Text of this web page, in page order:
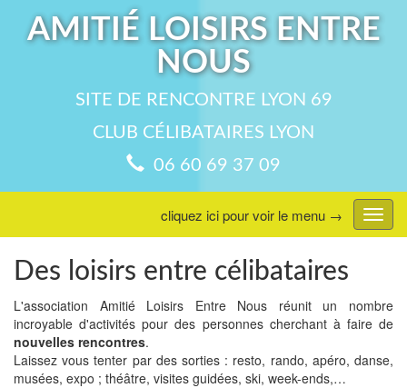
AMITIÉ LOISIRS ENTRE
NOUS
SITE DE RENCONTRE LYON 69
CLUB CÉLIBATAIRES LYON
06 60 69 37 09
menu
cliquez ici pour voir le menu →
Des loisirs entre célibataires
L'association Amitié Loisirs Entre Nous réunit un nombre
incroyable d'activités pour des personnes cherchant à faire de
nouvelles rencontres.
Laissez vous tenter par des sorties : resto, rando, apéro, danse,
musées, expo ; théâtre, visites guidées, ski, week-ends,…